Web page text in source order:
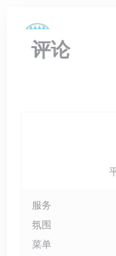
评论
服务
氛围
菜单